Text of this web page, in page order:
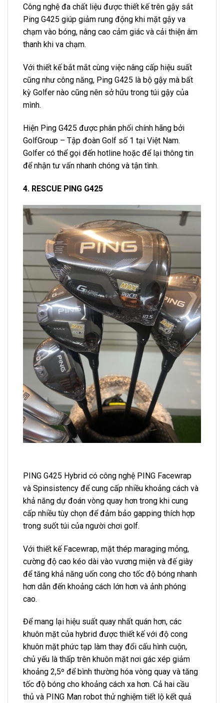
Công nghệ đa chất liệu được thiết kế trên gậy sắt
Ping G425 giúp giảm rung động khi mặt gậy va
chạm vào bóng, nâng cao cảm giác và cải thiện âm
thanh khi va chạm.
Với thiết kế bắt mắt cùng việc nâng cấp hiệu suất
cũng như công năng, Ping G425 là bộ gậy mà bất
kỳ Golfer nào cũng nên sở hữu trong túi gậy của
mình.
Hiện Ping G425 được phân phối chính hãng bởi
GolfGroup – Tập đoàn Golf số 1 tại Việt Nam.
Golfer có thể gọi đến hotline hoặc để lại thông tin
để nhận tư vấn nhanh chóng và tận tình.
4. RESCUE PING G425
PING G425 Hybrid có công nghệ PING Facewrap
và Spinsistency để cung cấp nhiều khoảng cách và
khả năng dự đoán vòng quay hơn trong khi cung
cấp nhiều tùy chọn để đảm bảo gapping thích hợp
trong suốt túi của người chơi golf.
Với thiết kế Facewrap, mặt thép maraging mỏng,
cường độ cao kéo dài vào vương miện và đế giày
để tăng khả năng uốn cong cho tốc độ bóng nhanh
hơn dẫn đến khoảng cách lớn hơn và ảnh phóng
cao.
Để mang lại hiệu suất quay nhất quán hơn, các
khuôn mặt của hybrid được thiết kế với độ cong
khuôn mặt phức tạp làm thay đổi cấu hình cuộn,
chủ yếu là thấp trên khuôn mặt nơi gác xép giảm
khoảng 2,5º để bình thường hóa vòng quay và tăng
tốc độ bóng cho khoảng cách xa hơn. Cả hai cầu
thủ và PING Man robot thử nghiệm tiết lộ kết quả